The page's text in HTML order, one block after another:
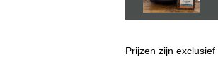
Prijzen zijn